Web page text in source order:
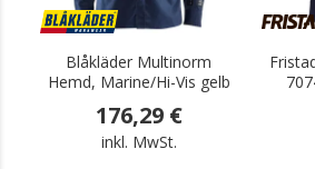
Blåkläder Multinorm
Hemd, Marine/Hi-Vis gelb
176,29 €
inkl. MwSt.